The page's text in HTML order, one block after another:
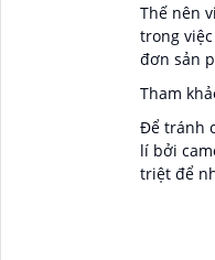
Thế nên
trong
đơn sản
Tham
Để tránh
lí bởi
triệt để